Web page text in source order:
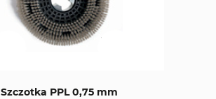
Szczotka PPL 0,75 mm